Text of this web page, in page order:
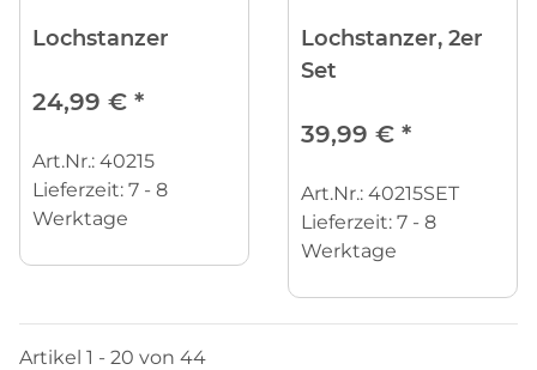
Lochstanzer
24,99 € *
Art.Nr.: 40215
Lieferzeit: 7 - 8
Werktage
Lochstanzer, 2er
Set
39,99 € *
Art.Nr.: 40215SET
Lieferzeit: 7 - 8
Werktage
Artikel 1 - 20 von 44